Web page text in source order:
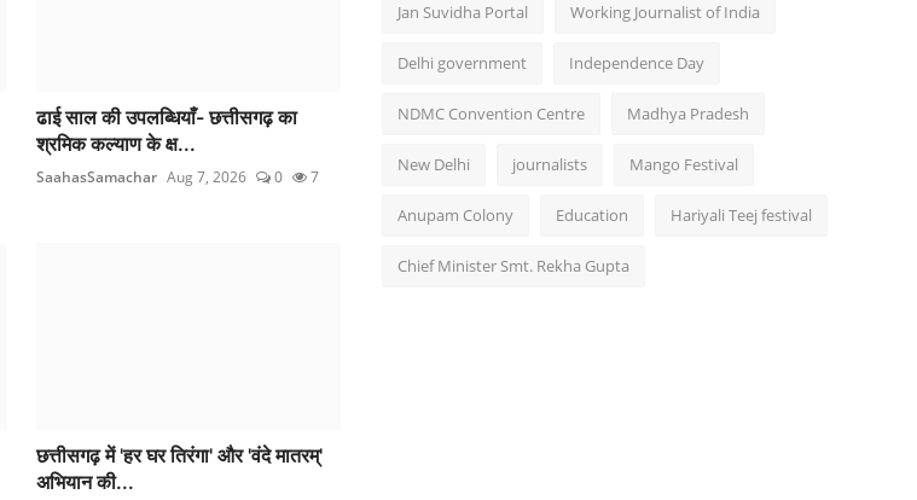
ढाई साल की उपलब्धियाँ- छत्तीसगढ़ का
श्रमिक कल्याण के क्ष...
SaahasSamachar Aug 7, 2026 0 7
छत्तीसगढ़ में 'हर घर तिरंगा' और 'वंदे मातरम्'
अभियान की...
Jan Suvidha Portal Working Journalist of India
Delhi government Independence Day
NDMC Convention Centre Madhya Pradesh
New Delhi journalists Mango Festival
Anupam Colony Education Hariyali Teej festival
Chief Minister Smt. Rekha Gupta